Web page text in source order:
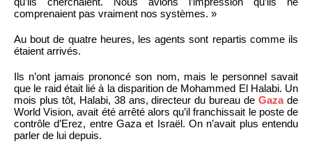
comprenaient pas vraiment nos systèmes. »
Au bout de quatre heures, les agents sont repartis comme ils
étaient arrivés.
Ils n’ont jamais prononcé son nom, mais le personnel savait
que le raid était lié à la disparition de Mohammed El Halabi. Un
mois plus tôt, Halabi, 38 ans, directeur du bureau deGazade
World Vision, avait été arrêté alors qu’il franchissait le poste de
contrôle d’Erez, entre Gaza et Israël. On n’avait plus entendu
parler de lui depuis.